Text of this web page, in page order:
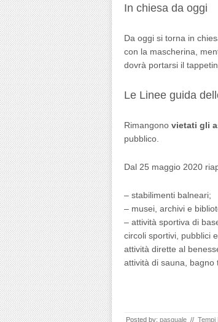
In chiesa da oggi
Da oggi si torna in
con la mascherina,
dovrà portarsi il
Le Linee guida
Rimangono vietati gli
pubblico.
Dal 25 maggio 2020
– stabilimenti balneari;
– musei, archivi e
– attività sportiva di
circoli sportivi, pubblici
attività dirette al
attività di sauna, bagno
Posted by: pasquale // Tempi